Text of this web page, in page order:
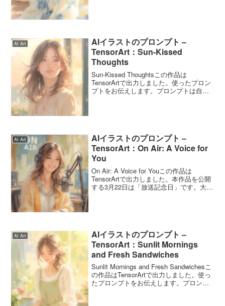
AI Art
AIイラストのプロンプト –
TensorArt：Sun-Kissed
Thoughts
Sun-Kissed Thoughtsこの作品は
TensorArtで出力しました。使ったプロン
プトをお伝えします。プロンプトは自由
AI Art
AIイラストのプロンプト –
TensorArt：On Air: A Voice for
You
On Air: A Voice for Youこの作品は
TensorArtで出力しました。本作品を公開
する3月22日は「放送記念日」です。大正
AI Art
AIイラストのプロンプト –
TensorArt：Sunlit Mornings
and Fresh Sandwiches
Sunlit Mornings and Fresh Sandwichesこ
の作品はTensorArtで出力しました。使っ
たプロンプトをお伝えします。プロンプ